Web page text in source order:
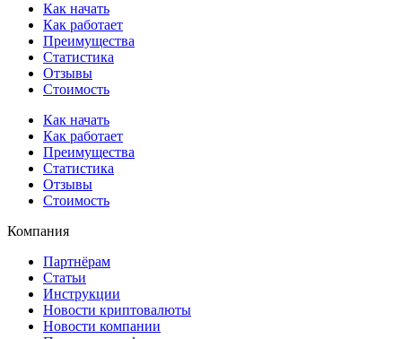
Как начать
Как работает
Преимущества
Статистика
Отзывы
Стоимость
Как начать
Как работает
Преимущества
Статистика
Отзывы
Стоимость
Компания
Партнёрам
Статьи
Инструкции
Новости криптовалюты
Новости компании